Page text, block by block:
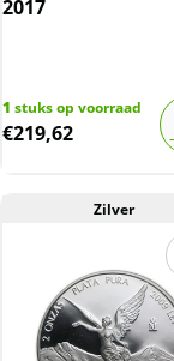
2017
1 stuks op voorraad
€219,62
Zilver